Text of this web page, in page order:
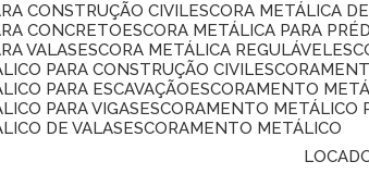
CONSTRUÇÃO CIVIL ESCORA METÁLICA
CONCRETO
ESCORA METÁLICA PARA
VALAS
ESCORA METÁLICA REGULÁVEL
PARA CONSTRUÇÃO CIVIL
PARA ESCAVAÇÃO
ESCORAMENTO
PARA VIGAS
ESCORAMENTO METÁLICO
DE VALAS
ESCORAMENTO METÁLICO